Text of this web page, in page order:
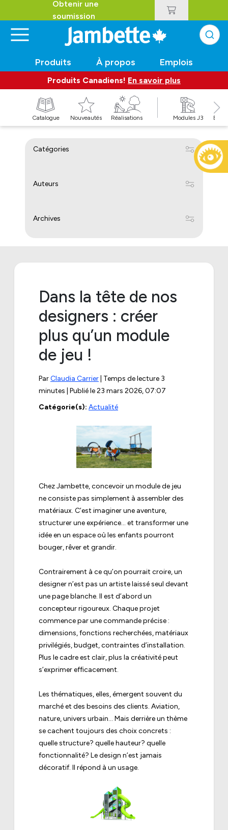
Obtenir une
soumission
Produits À propos Emplois
Produits Canadiens! En savoir plus
Catalogue Nouveautés Réalisations Modules J3
Catégories
Auteurs
Archives
Dans la tête de nos
designers : créer
plus qu’un module
de jeu !
ParClaudia Carrier | Temps de lecture 3
minutes | Publié le23 mars 2026, 07:07
Catégorie(s): Actualité
Chez Jambette, concevoir un module de jeu
ne consiste pas simplement à assembler des
matériaux. C’est imaginer une aventure,
structurer une expérience… et transformer une
idée en un espace où les enfants pourront
bouger, rêver et grandir.
Contrairement à ce qu’on pourrait croire, un
designer n’est pas un artiste laissé seul devant
une page blanche. Il est d’abord un
concepteur rigoureux. Chaque projet
commence par une commande précise :
dimensions, fonctions recherchées, matériaux
privilégiés, budget, contraintes d’installation.
Plus le cadre est clair, plus la créativité peut
s’exprimer efficacement.
Les thématiques, elles, émergent souvent du
marché et des besoins des clients. Aviation,
nature, univers urbain… Mais derrière un thème
se cachent toujours des choix concrets :
quelle structure? quelle hauteur? quelle
fonctionnalité? Le design n’est jamais
décoratif. Il répond à un usage.